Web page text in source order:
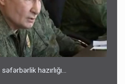
hazırlığı...